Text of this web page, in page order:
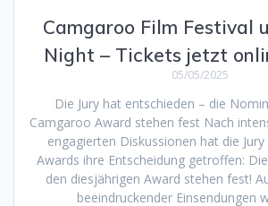
Camgaroo Film Festival
Night – Tickets jetzt
05/05/2025
Die Jury hat entschieden – die
Camgaroo Award stehen fest Nach
engagierten Diskussionen hat die
Awards ihre Entscheidung getroffen:
den diesjährigen Award stehen fest!
beeindruckender Einsendungen